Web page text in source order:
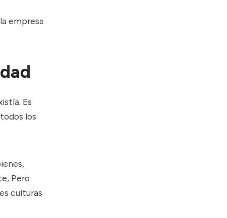
empresa
Es
los
Pero
culturas